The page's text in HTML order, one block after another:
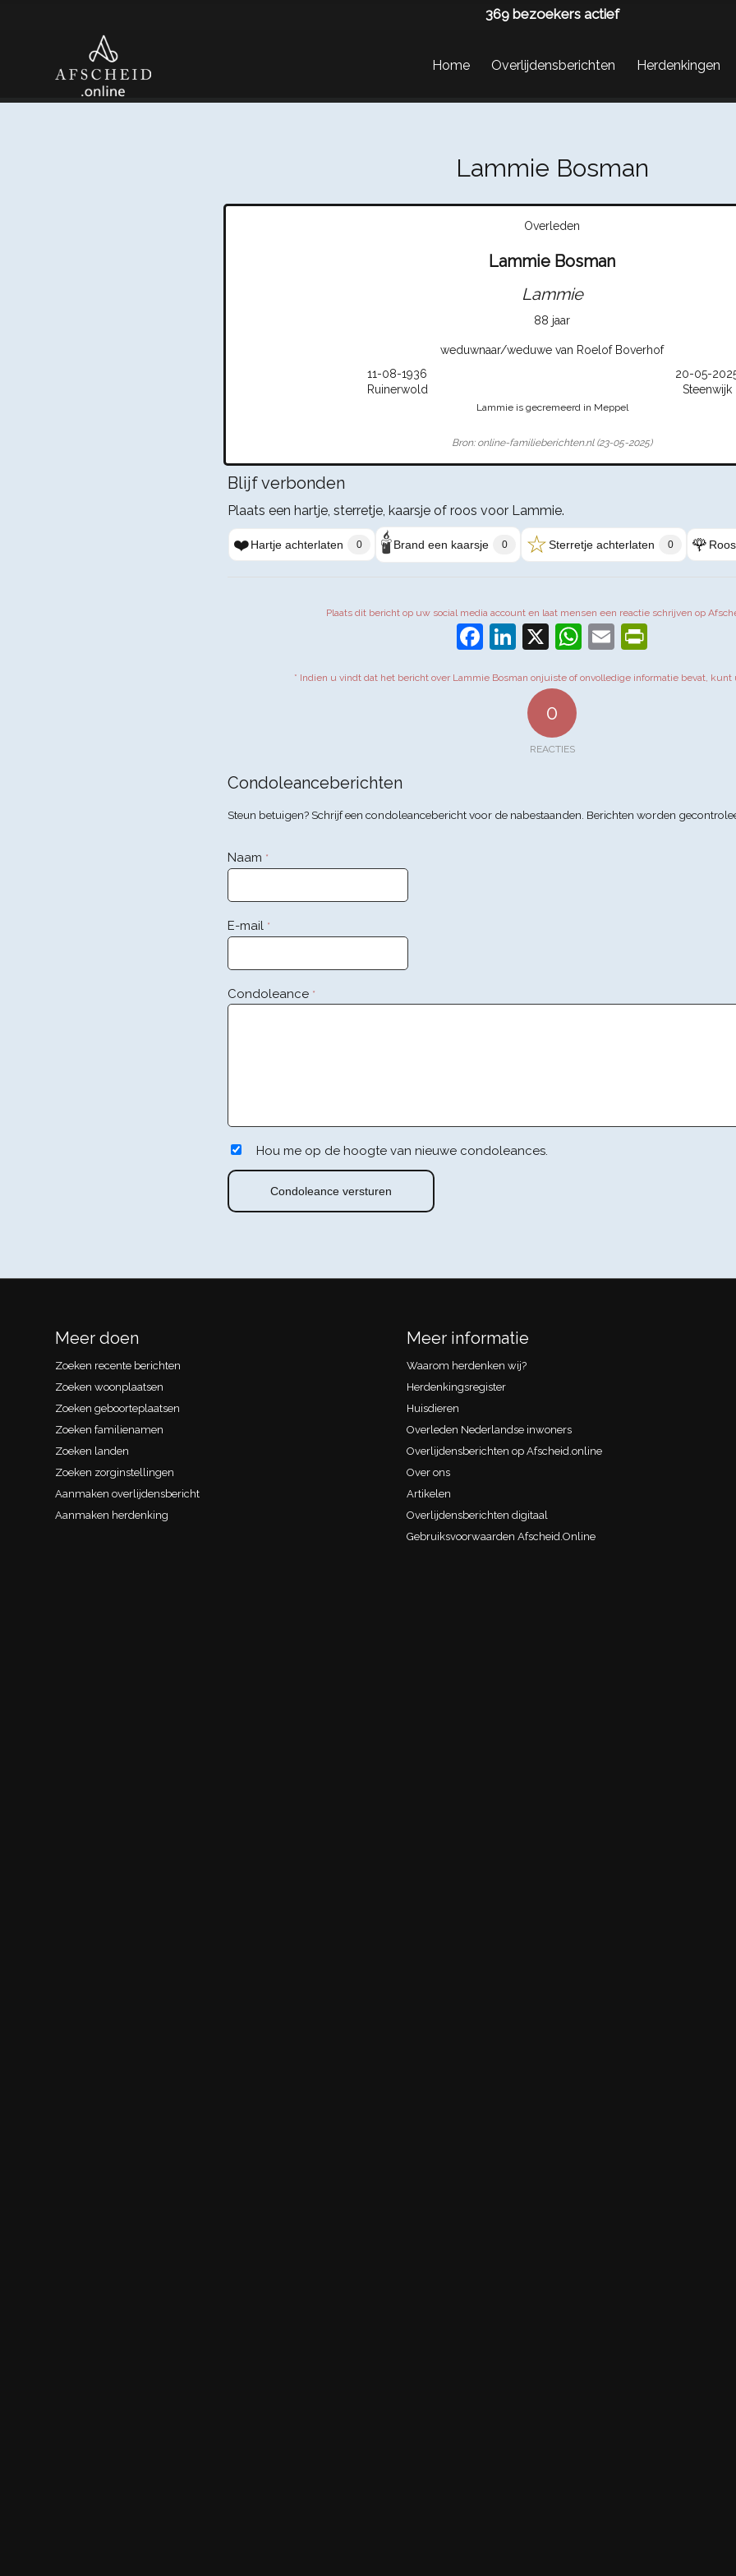
369 bezoekers actief
Home Overlijdensberichten Herdenkingen
Lammie Bosman
Overleden
Lammie Bosman
Lammie
88 jaar
weduwnaar/weduwe van Roelof Boverhof
11-08-1936
20-05-
Ruinerwold
Steenwijk
Lammie is gecremeerd in Meppel
Bron: online-familieberichten.nl (23-05-2025)
Blijf verbonden
Plaats een hartje, sterretje, kaarsje of roos voor Lammie.
❤️Hartje achterlaten 0 🕯️Brand een kaarsje 0 ☆Sterretje achterlaten 0 🌹
Plaats dit bericht op uw social media account en laat mensen een reactie schrijven op
Facebook
LinkedIn
X WhatsApp
Email
* Indien u vindt dat het bericht over Lammie Bosman onjuiste of onvolledige informatie bevat, kunt
0
REACTIES
Condoleanceberichten
Steun betuigen? Schrijf een condoleancebericht voor de nabestaanden. Berichten worden
Naam *
E-mail *
Condoleance *
Hou me op de hoogte van nieuwe condoleances.
Meer doen
Zoeken recente berichten
Zoeken woonplaatsen
Zoeken geboorteplaatsen
Zoeken familienamen
Zoeken landen
Zoeken zorginstellingen
Aanmaken overlijdensbericht
Aanmaken herdenking
Meer informatie
Waarom herdenken wij?
Herdenkingsregister
Huisdieren
Overleden Nederlandse inwoners
Overlijdensberichten op Afscheid.online
Over ons
Artikelen
Overlijdensberichten digitaal
Gebruiksvoorwaarden Afscheid.Online